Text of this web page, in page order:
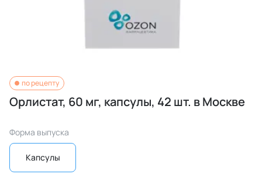
по рецепту
Орлистат, 60 мг, капсулы, 42 шт. в Москве
Форма выпуска
Капсулы